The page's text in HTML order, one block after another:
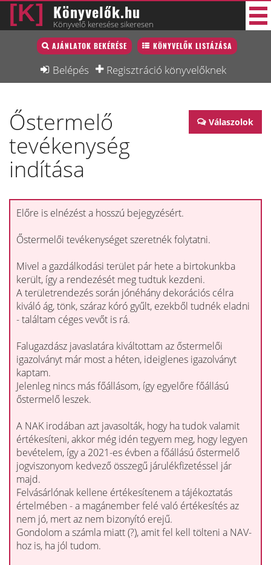
Könyvelők.hu
Könyvelő keresése sikeresen
AJÁNLATOK BEKÉRÉSE KÖNYVELŐK LISTÁZÁSA
Belépés Regisztráció könyvelőknek
Könyvelő lista
Könyvelési munkák
Interjú
Blog
Állás
Válaszolok
Őstermelő
tevékenység
indítása
Előre is elnézést a hosszú bejegyzésért.
Őstermelői tevékenységet szeretnék folytatni.
Mivel a gazdálkodási terület pár hete a birtokunkba
került, így a rendezését meg tudtuk kezdeni.
A területrendezés során jónéhány dekorációs célra
kiváló ág, tönk, száraz kóró gyűlt, ezekből tudnék eladni
- találtam céges vevőt is rá.
Falugazdász javaslatára kiváltottam az őstermelői
igazolványt már most a héten, ideiglenes igazolványt
kaptam.
Jelenleg nincs más főállásom, így egyelőre főállású
őstermelő leszek.
A NAK irodában azt javasolták, hogy ha tudok valamit
értékesíteni, akkor még idén tegyem meg, hogy legyen
bevételem, így a 2021-es évben a főállású őstermelő
jogviszonyom kedvező összegű járulékfizetéssel jár
majd.
Felvásárlónak kellene értékesítenem a tájékoztatás
értelmében - a magánember felé való értékesítés az
nem jó, mert az nem bizonyító erejű.
Gondolom a számla miatt (?), amit fel kell tölteni a NAV-
hoz is, ha jól tudom.